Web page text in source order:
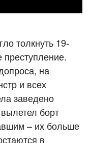
толкнуть 19-
преступление.
на
и всех
заведено
борт
– их больше
в